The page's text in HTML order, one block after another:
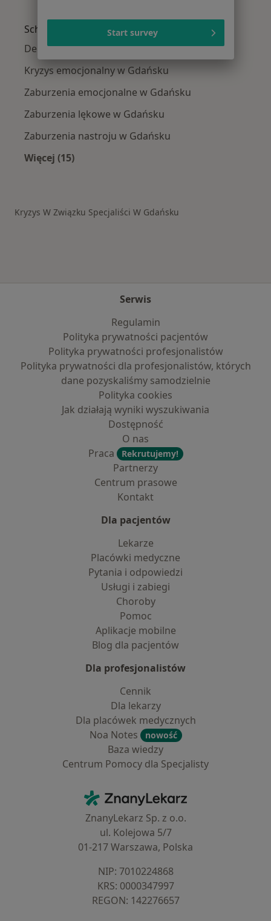
Schorzenia w Gdańsku
Depresja w Gdańsku
Kryzys emocjonalny w Gdańsku
Zaburzenia emocjonalne w Gdańsku
Zaburzenia lękowe w Gdańsku
Zaburzenia nastroju w Gdańsku
Więcej (15)
Kryzys W Związku Specjaliści W Gdańsku
Serwis
Regulamin
Polityka prywatności pacjentów
Polityka prywatności profesjonalistów
Polityka prywatności dla profesjonalistów, których
dane pozyskaliśmy samodzielnie
Polityka cookies
Jak działają wyniki wyszukiwania
Dostępność
O nas
Praca
Rekrutujemy!
Partnerzy
Centrum prasowe
Kontakt
Dla pacjentów
Lekarze
Placówki medyczne
Pytania i odpowiedzi
Usługi i zabiegi
Choroby
Pomoc
Aplikacje mobilne
Blog dla pacjentów
Dla profesjonalistów
Cennik
Dla lekarzy
Dla placówek medycznych
Noa Notes
nowość
Baza wiedzy
Centrum Pomocy dla Specjalisty
ZnanyLekarz - Strona główna
ZnanyLekarz Sp. z o.o.
ul. Kolejowa 5/7
01-217 Warszawa, Polska
NIP: ⁠7010224868
KRS: ⁠0000347997
REGON: ⁠142276657
Start survey